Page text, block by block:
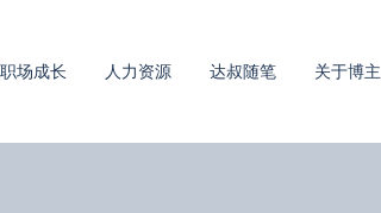
职场成长 人力资源 达叔随笔 关于博主